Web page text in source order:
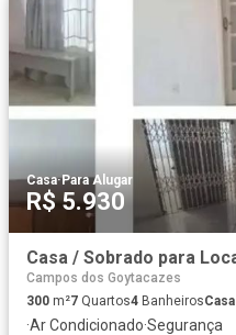
Casa·Para Alugar
R$ 5.930
Campos dos Goytacazes
300 m²7 Quartos4 BanheirosCasa
·Ar Condicionado·Segurança